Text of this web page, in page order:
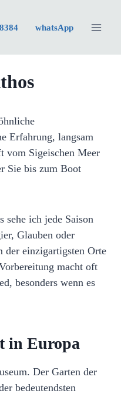
whatsApp
Erfahrung, langsam
vom Sigeischen Meer
Sie bis zum Boot
sehe ich jede Saison
Glauben oder
der einzigartigsten Orte
macht oft
besonders wenn es
in Europa
Der Garten der
bedeutendsten